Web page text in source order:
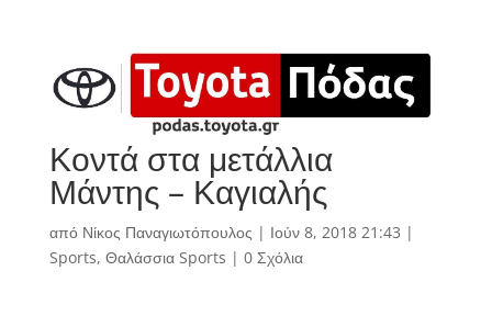
Κοντά στα μετάλλια
Μάντης – Καγιαλής
από Νίκος Παναγιωτόπουλος | Ιούν 8, 2018 21:43 |
Sports, Θαλάσσια Sports | 0 Σχόλια